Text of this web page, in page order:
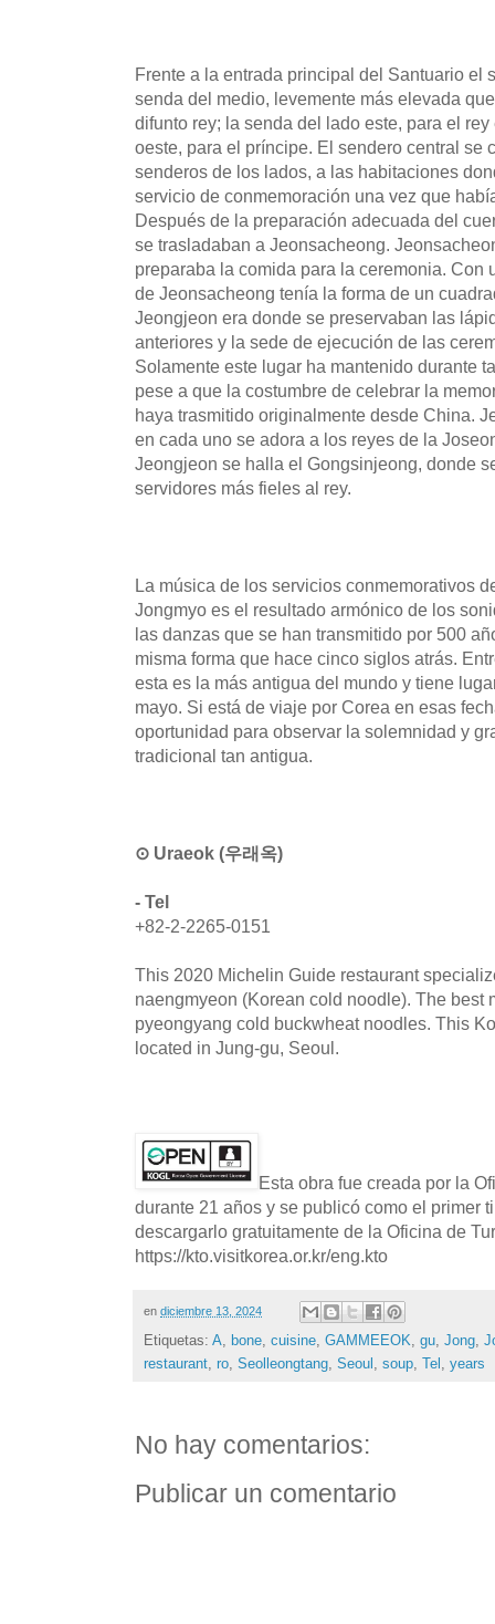
Frente a la entrada principal del Santuario el
senda del medio, levemente más elevada
difunto rey; la senda del lado este, para el
oeste, para el príncipe. El sendero central se
senderos de los lados, a las habitaciones
servicio de conmemoración una vez que
Después de la preparación adecuada del
se trasladaban a Jeonsacheong.
preparaba la comida para la ceremonia. Con
de Jeonsacheong tenía la forma de un
Jeongjeon era donde se preservaban las
anteriores y la sede de ejecución de las
Solamente este lugar ha mantenido durante
pese a que la costumbre de celebrar la
haya trasmitido originalmente desde China.
en cada uno se adora a los reyes de la
Jeongjeon se halla el Gongsinjeong, donde
servidores más fieles al rey.
La música de los servicios conmemorativos
Jongmyo es el resultado armónico de los
las danzas que se han transmitido por 500
misma forma que hace cinco siglos atrás.
esta es la más antigua del mundo y tiene
mayo. Si está de viaje por Corea en esas
oportunidad para observar la solemnidad y
tradicional tan antigua.
⊙ Uraeok (우래옥)
- Tel
+82-2-2265-0151
This 2020 Michelin Guide restaurant
naengmyeon (Korean cold noodle). The best
pyeongyang cold buckwheat noodles. This
located in Jung-gu, Seoul.
Esta obra fue creada por la
durante 21 años y se publicó como el primer
descargarlo gratuitamente de la Oficina de
https://kto.visitkorea.or.kr/eng.kto
en diciembre 13, 2024
Etiquetas: A, bone, cuisine, GAMMEEOK, gu, Jong,
restaurant, ro, Seolleongtang, Seoul , soup, Tel , years
No hay comentarios:
Publicar un comentario